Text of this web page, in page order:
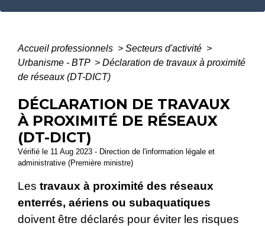
Accueil professionnels > Secteurs d'activité >
Urbanisme - BTP > Déclaration de travaux à proximité
de réseaux (DT-DICT)
DÉCLARATION DE TRAVAUX
À PROXIMITÉ DE RÉSEAUX
(DT-DICT)
Vérifié le 11 Aug 2023 - Direction de l'information légale et
administrative (Première ministre)
Les travaux à proximité des réseaux
enterrés, aériens ou subaquatiques
doivent être déclarés pour éviter les risques